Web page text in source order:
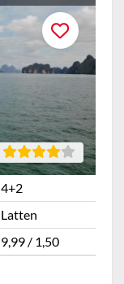
4+2
Latten
9,99 / 1,50